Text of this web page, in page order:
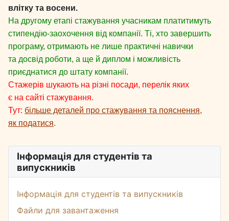
Інформація для студентів та
випускників
Інформація для студентів та випускників
Файли для завантаження
влітку та восени.
На другому етапі стажування учасникам платитимуть
стипендію-заохочення від компанії. Ті, хто завершить
програму, отримають не лише практичні навички
та досвід роботи, а ще й диплом і можливість
приєднатися до штату компанії.
Стажерів шукають на різні посади, перелік яких
є на сайті стажування.
Тут: більше деталей про стажування та пояснення,
як податися.